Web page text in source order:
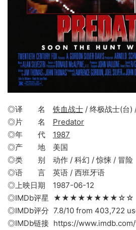
◎译 名 铁血战士 / 终极战士(台)
◎片 名 Predator
◎年 代 1987
◎产 地 美国
◎类 别 动作 / 科幻 / 惊悚 / 冒险
◎语 言 英语 / 西班牙语
◎上映日期 1987-06-12
◎IMDb评星 ★★★★★★★★☆☆
◎IMDb评分 7.8/10 from 403,722
◎IMDb链接 https://